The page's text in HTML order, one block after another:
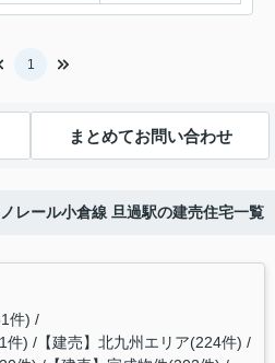
1
まとめてお問い合わせ
レール小倉線 旦過駅の建売住宅一覧
件)
件) 【建売】北九州エリア(224件)